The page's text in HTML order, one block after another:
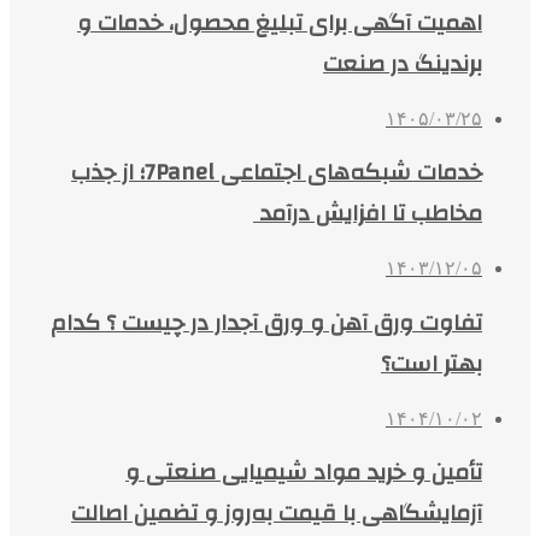
اهمیت آگهی برای تبلیغ محصول، خدمات و
برندینگ در صنعت
۱۴۰۵/۰۳/۲۵
خدمات شبکه‌های اجتماعی 7Panel؛ از جذب
مخاطب تا افزایش درآمد
۱۴۰۳/۱۲/۰۵
تفاوت ورق آهن و ورق آجدار در چیست ؟ کدام
بهتر است؟
۱۴۰۴/۱۰/۰۲
تأمین و خرید مواد شیمیایی صنعتی و
آزمایشگاهی با قیمت به‌روز و تضمین اصالت